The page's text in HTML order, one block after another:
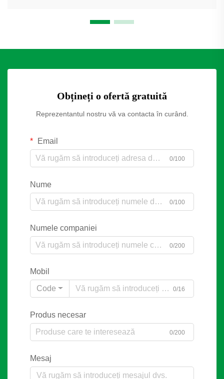
Obțineți o ofertă gratuită
Reprezentantul nostru vă va contacta în curând.
Email
0/100
Nume
0/100
Numele companiei
0/200
Mobil
Code
0/16
Produs necesar
0/200
Mesaj